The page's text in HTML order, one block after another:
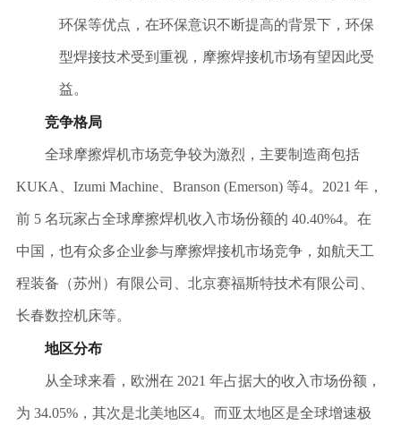
环保等优点，在环保意识不断提高的背景下，环保
型焊接技术受到重视，摩擦焊接机市场有望因此受
益。
竞争格局
全球摩擦焊机市场竞争较为激烈，主要制造商包括
KUKA、Izumi Machine、Branson (Emerson) 等4。 2021 年，
前 5 名玩家占全球摩擦焊机收入市场份额的 40.40%4。在
中国，也有众多企业参与摩擦焊接机市场竞争，如航天工
程装备（苏州）有限公司、北京赛福斯特技术有限公司、
长春数控机床等。
地区分布
从全球来看，欧洲在 2021 年占据大的收入市场份额，
为 34.05%，其次是北美地区4。而亚太地区是全球增速极